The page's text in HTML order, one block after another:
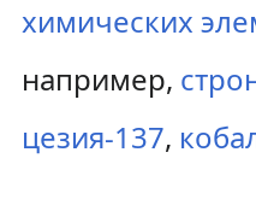
химических
например,
цезия-137,